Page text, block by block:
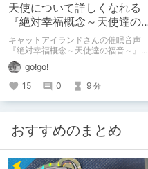
天使について詳しくなれる
『絶対幸福概念～天使達の
福音～』レビュー
キャットアイランドさんの催眠音声
『絶対幸福概念～天使達の福音～』を
よりいっそう楽しむために、キリスト
教における天使の役割などについて解
説しながら、当作品のレビューをした
記事です。読むと天使について詳しく
なれます。
go!go!
15
0 9 分
おすすめのまとめ